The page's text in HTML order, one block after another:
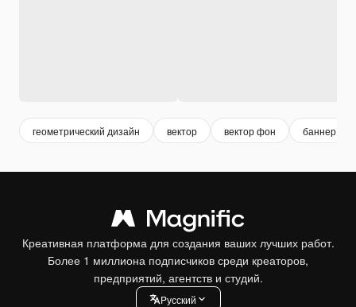
геометрический дизайн вектор вектор фон баннер
Креативная платформа для создания ваших лучших работ.
Более 1 миллиона подписчиков среди креаторов,
предприятий, агентств и студий.
Pусский